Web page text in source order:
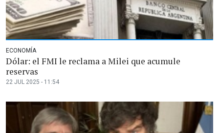
ECONOMÍA
Dólar: el FMI le reclama a Milei que acumule
reservas
22 JUL 2025 - 11:54